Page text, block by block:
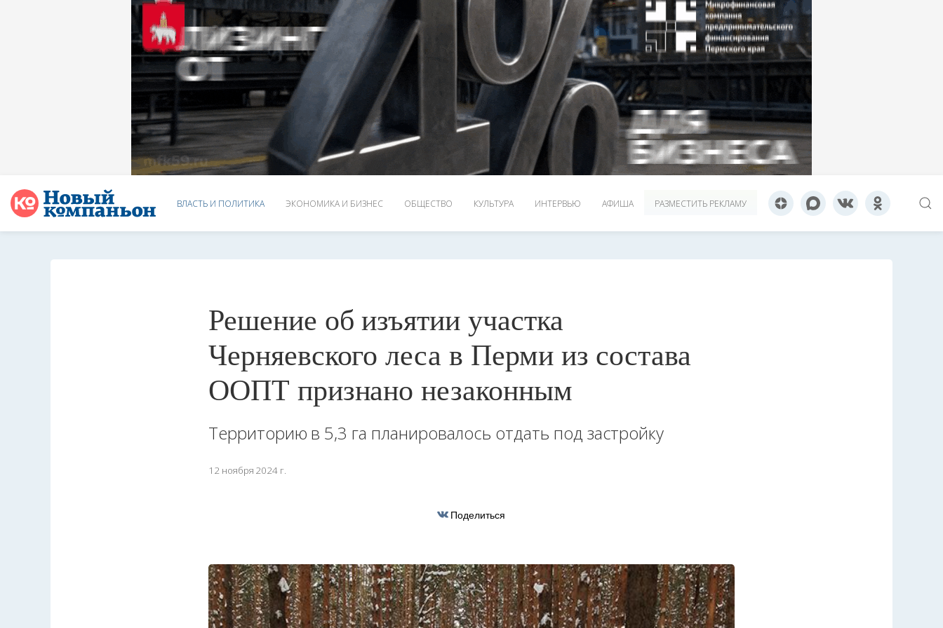
ВЛАСТЬ И ПОЛИТИКА ЭКОНОМИКА И БИЗНЕС ОБЩЕСТВО КУЛЬТУРА ИНТЕРВЬЮ АФИША РАЗМЕСТИТЬ РЕКЛАМУ
Решение об изъятии участка
Черняевского леса в Перми из состава
ООПТ признано незаконным
Территорию в 5,3 га планировалось отдать под застройку
12 ноября 2024 г.
Поделиться